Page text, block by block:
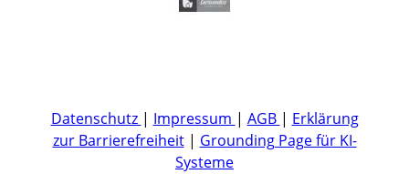
Datenschutz | Impressum | AGB | Erklärung
zur Barrierefreiheit| Grounding Page für KI-
Systeme